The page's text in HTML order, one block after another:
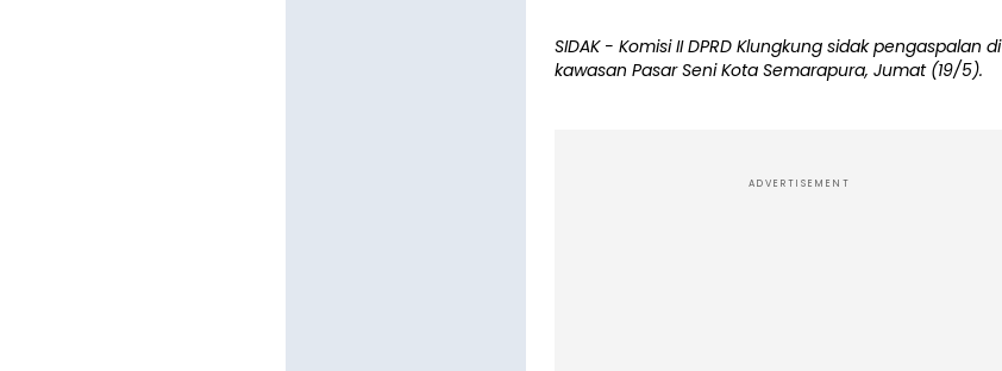
SIDAK - Komisi II DPRD Klungkung sidak pengaspalan di
kawasan Pasar Seni Kota Semarapura, Jumat (19/5).
ADVERTISEMENT